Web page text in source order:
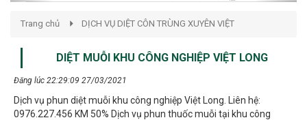
Trang chủ DỊCH VỤ DIỆT CÔN TRÙNG XUYÊN VIỆT
DIỆT MUỖI KHU CÔNG NGHIỆP VIỆT LONG
Đăng lúc 22:29:09 27/03/2021
Dịch vụ phun diệt muỗi khu công nghiệp Việt Long. Liên hệ:
0976.227.456 KM 50% Dịch vụ phun thuốc muỗi tại khu công